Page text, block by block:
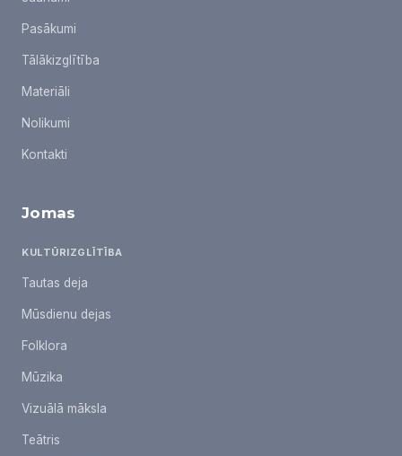
Pasākumi
Tālākizglītība
Materiāli
Nolikumi
Kontakti
Jomas
KULTŪRIZGLĪTĪBA
Tautas deja
Mūsdienu dejas
Folklora
Mūzika
Vizuālā māksla
Teātris